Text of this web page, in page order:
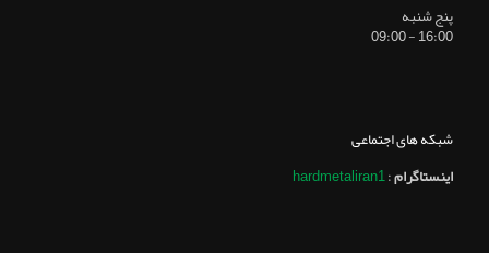
پنج شنبه
16:00 - 09:00
شبکه های اجتماعی
اینستاگرام:
hardmetaliran1